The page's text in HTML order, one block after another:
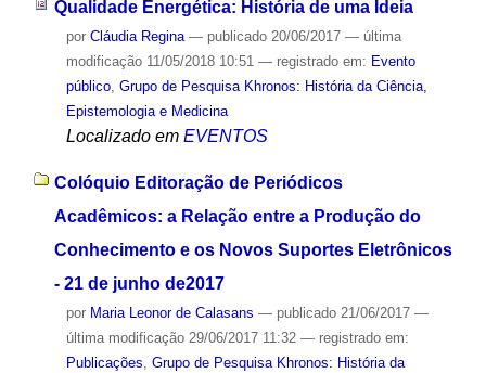
Qualidade Energética: História de uma Ideia
por Cláudia Regina — publicado20/06/2017 — última
modificação11/05/2018 10:51 — registrado em: Evento
público, Grupo de Pesquisa Khronos: História da Ciência,
Epistemologia e Medicina
Localizado em EVENTOS
Colóquio Editoração de Periódicos
Acadêmicos: a Relação entre a Produção do
Conhecimento e os Novos Suportes Eletrônicos
- 21 de junho de2017
por Maria Leonor de Calasans — publicado21/06/2017 —
última modificação29/06/2017 11:32 — registrado em:
Publicações, Grupo de Pesquisa Khronos: História da